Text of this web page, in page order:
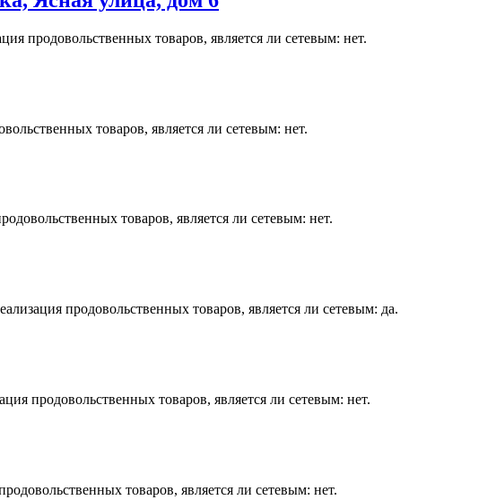
продовольственных товаров, является ли сетевым: нет.
товаров, является ли сетевым: нет.
товаров, является ли сетевым: нет.
продовольственных товаров, является ли сетевым: да.
продовольственных товаров, является ли сетевым: нет.
товаров, является ли сетевым: нет.